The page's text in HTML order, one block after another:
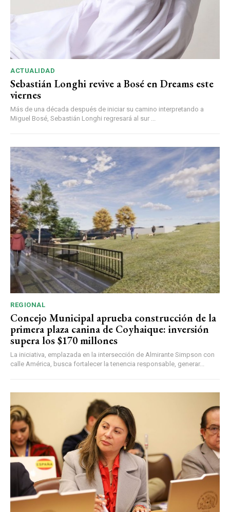
ACTUALIDAD
Sebastián Longhi revive a Bosé en Dreams este
viernes
Más de una década después de iniciar su camino interpretando a
Miguel Bosé, Sebastián Longhi regresará al sur ...
REGIONAL
Concejo Municipal aprueba construcción de la
primera plaza canina de Coyhaique: inversión
supera los $170 millones
La iniciativa, emplazada en la intersección de Almirante Simpson con
calle América, busca fortalecer la tenencia responsable, generar...